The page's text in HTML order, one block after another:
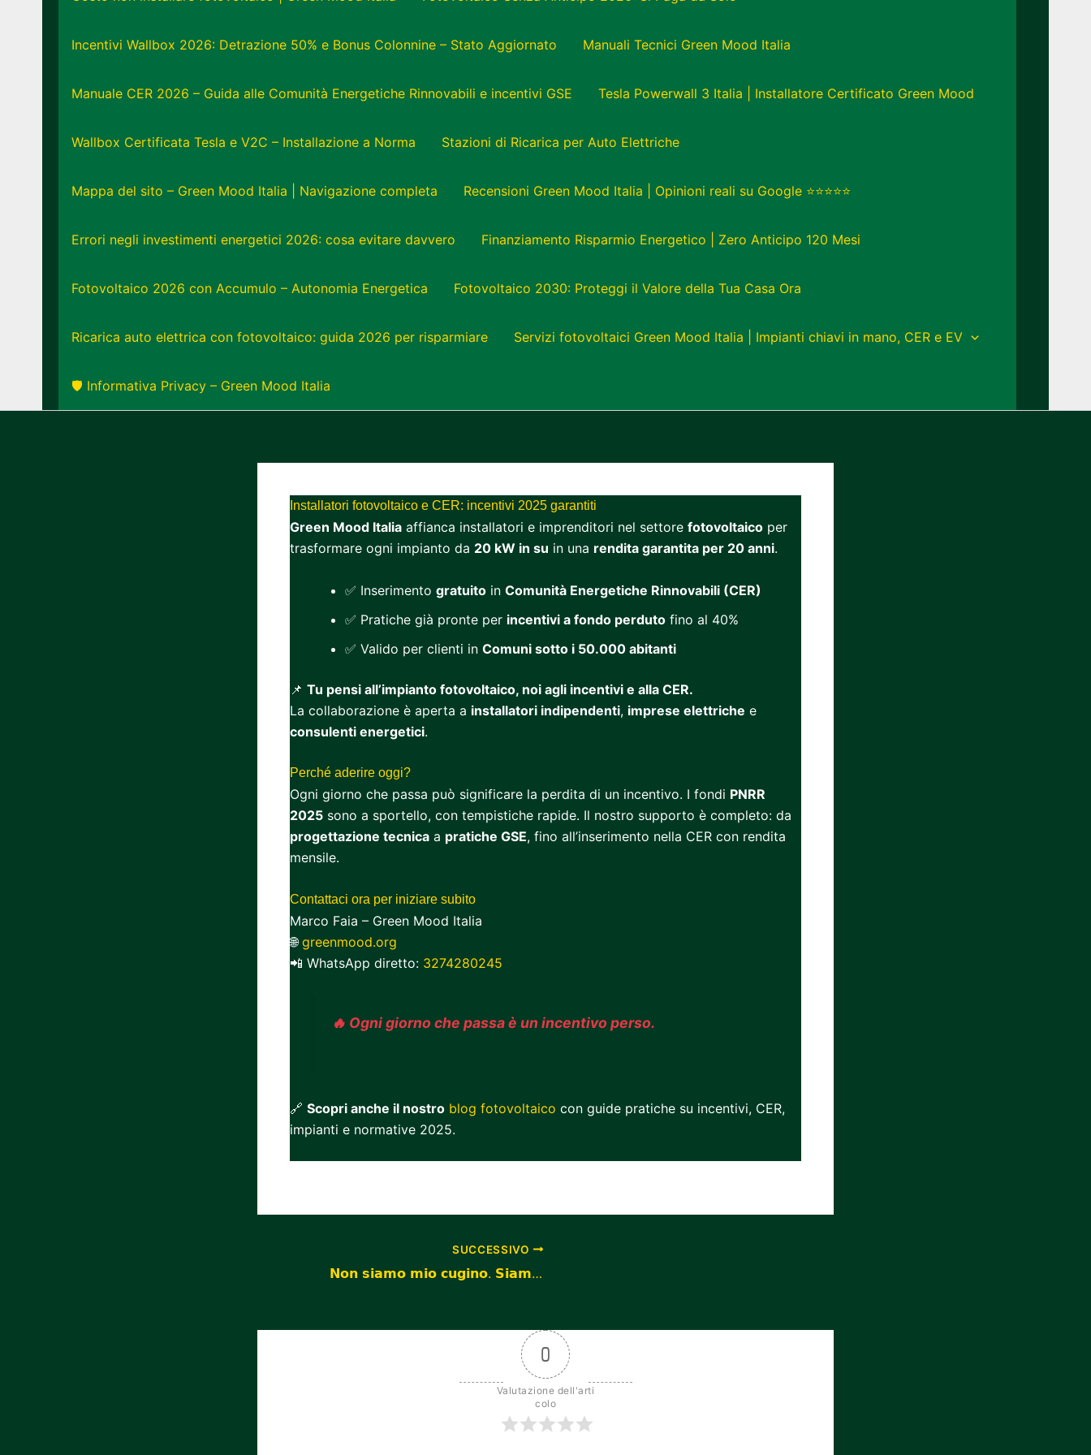
Incentivi Wallbox 2026: Detrazione 50% e Bonus Colonnine – Stato Aggiornato Manuali Tecnici Green Mood Italia
Manuale CER 2026 – Guida alle Comunità Energetiche Rinnovabili e incentivi GSE Tesla Powerwall 3 Italia | Installatore Certificato Green Mood
Wallbox Certificata Tesla e V2C – Installazione a Norma Stazioni di Ricarica per Auto Elettriche
Mappa del sito – Green Mood Italia | Navigazione completa Recensioni Green Mood Italia | Opinioni reali su Google ⭐⭐⭐⭐⭐
Errori negli investimenti energetici 2026: cosa evitare davvero Finanziamento Risparmio Energetico | Zero Anticipo 120 Mesi
Fotovoltaico 2026 con Accumulo – Autonomia Energetica Fotovoltaico 2030: Proteggi il Valore della Tua Casa Ora
Ricarica auto elettrica con fotovoltaico: guida 2026 per risparmiare Servizi fotovoltaici Green Mood Italia | Impianti chiavi in mano, CER e EV
🛡️ Informativa Privacy – Green Mood Italia
Installatori fotovoltaico e CER: incentivi 2025 garantiti
Green Mood Italia affianca installatori e imprenditori nel settore fotovoltaico per
trasformare ogni impianto da 20 kW in su in una rendita garantita per 20 anni.
✅ Inserimento gratuito in Comunità Energetiche Rinnovabili (CER)
✅ Pratiche già pronte per incentivi a fondo perduto fino al 40%
✅ Valido per clienti in Comuni sotto i 50.000 abitanti
📌 Tu pensi all’impianto fotovoltaico, noi agli incentivi e alla CER.
La collaborazione è aperta a installatori indipendenti, imprese elettriche e
consulenti energetici.
Perché aderire oggi?
Ogni giorno che passa può significare la perdita di un incentivo. I fondi PNRR
2025 sono a sportello, con tempistiche rapide. Il nostro supporto è completo: da
progettazione tecnica a pratiche GSE, fino all’inserimento nella CER con rendita
mensile.
Contattaci ora per iniziare subito
Marco Faia – Green Mood Italia
🌐greenmood.org
📲 WhatsApp diretto: 3274280245
🔥 Ogni giorno che passa è un incentivo perso.
🔗 Scopri anche il nostro blog fotovoltaico con guide pratiche su incentivi, CER,
impianti e normative 2025.
SUCCESSIVO
𝗡𝗼𝗻 𝘀𝗶𝗮𝗺𝗼 𝗺𝗶𝗼 𝗰𝘂𝗴𝗶𝗻𝗼. 𝗦𝗶𝗮𝗺𝗼 𝗚𝗿𝗲𝗲𝗻 𝗠𝗼𝗼𝗱. 🚫🔧⚡
0
Valutazione dell'arti
colo